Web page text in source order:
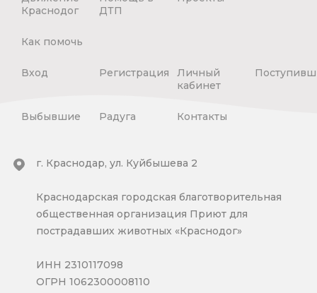
Краснодог
ДТП
Как помочь
Вход Регистрация
Личный
кабинет
Выбывшие Радуга Контакты
г. Краснодар, ул. Куйбышева 2
Краснодарская городская благотворительная
общественная организация Приют для
пострадавших животных «Краснодог»
ИНН 2310117098
ОГРН 1062300008110